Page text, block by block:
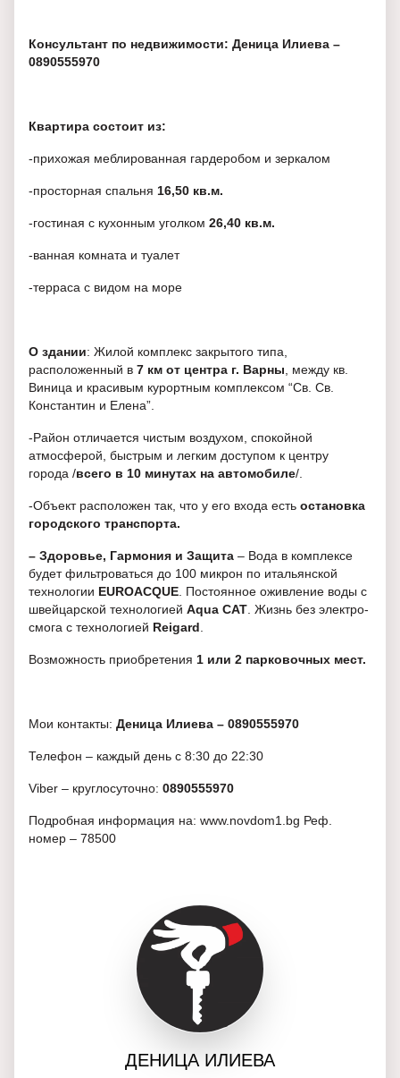
Консультант по недвижимости: Деница Илиева –
0890555970
Квартира состоит из:
-прихожая меблированная гардеробом и зеркалом
-просторная спальня 16,50 кв.м.
-гостиная с кухонным уголком 26,40 кв.м.
-ванная комната и туалет
-терраса с видом на море
О здании: Жилой комплекс закрытого типа,
расположенный в 7 км от центра г. Варны , между кв.
Виница и красивым курортным комплексом “Св. Св.
Константин и Елена”.
-Район отличается чистым воздухом, спокойной
атмосферой, быстрым и легким доступом к центру
города /всего в 10 минутах на автомобиле/.
-Объект расположен так, что у его входа есть остановка
городского транспорта.
– Здоровье, Гармония и Защита – Вода в комплексе
будет фильтроваться до 100 микрон по итальянской
технологии EUROACQUE . Постоянное оживление воды с
швейцарской технологией Aqua CAT . Жизнь без электро-
смога с технологией Reigard
Возможность приобретения 1 или 2 парковочных мест.
Мои контакты: Деница Илиева – 0890555970
Телефон – каждый день с 8:30 до 22:30
Viber – круглосуточно: 0890555970
Подробная информация на: www.novdom1.bg Реф.
номер – 78500
ДЕНИЦА ИЛИЕВА